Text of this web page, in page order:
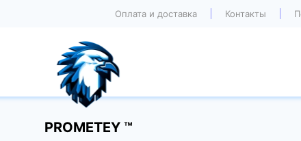
Оплата и доставка Контакты
PROMETEY ™